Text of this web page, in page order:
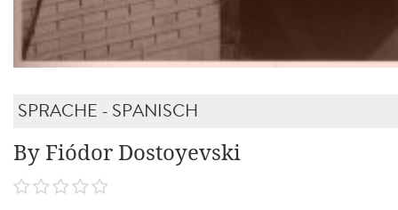
SPRACHE - SPANISCH
By Fiódor Dostoyevski